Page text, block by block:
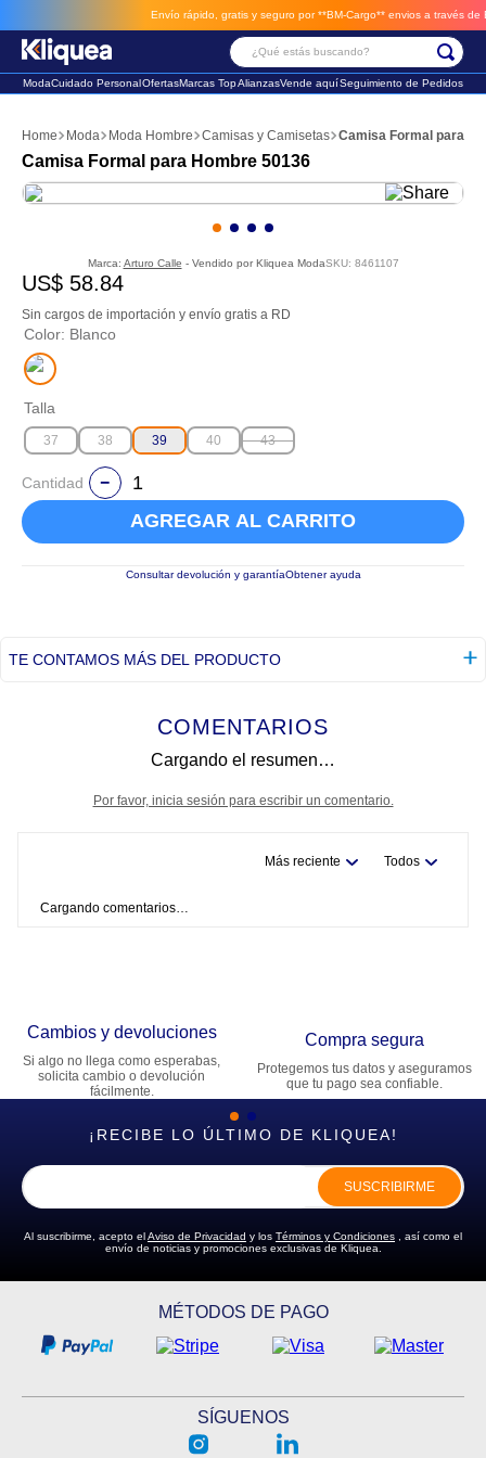
Envío rápido, gratis y seguro por **BM-Cargo** envios a través de BM-Cargo
¿Qué estás buscando?
ModaCuidado PersonalOfertasMarcas TopAlianzasVende aquíSeguimiento de Pedidos
Moda Moda Hombre Camisas y Camisetas Camisa Formal para
Camisa Formal para Hombre 50136
Marca: Arturo Calle - Vendido por Kliquea ModaSKU: 8461107
US$ 58.84
Sin cargos de importación y envío gratis a RD
Color: Blanco
Talla
37 38 39 40 43
Cantidad
AGREGAR AL CARRITO
Consultar devolución y garantíaObtener ayuda
TE CONTAMOS MÁS DEL PRODUCTO
COMENTARIOS
Cargando el resumen…
Por favor, inicia sesión para escribir un comentario.
Más reciente Todos
Cargando comentarios…
Cambios y devoluciones
Si algo no llega como esperabas,
solicita cambio o devolución
fácilmente.
Compra segura
Protegemos tus datos y aseguramos
que tu pago sea confiable.
¡RECIBE LO ÚLTIMO DE KLIQUEA!
SUSCRIBIRME
Al suscribirme, acepto elAviso de Privacidad y los Términos y Condiciones , así como el
envío de noticias y promociones exclusivas de Kliquea.
MÉTODOS DE PAGO
SÍGUENOS
2. sandalia